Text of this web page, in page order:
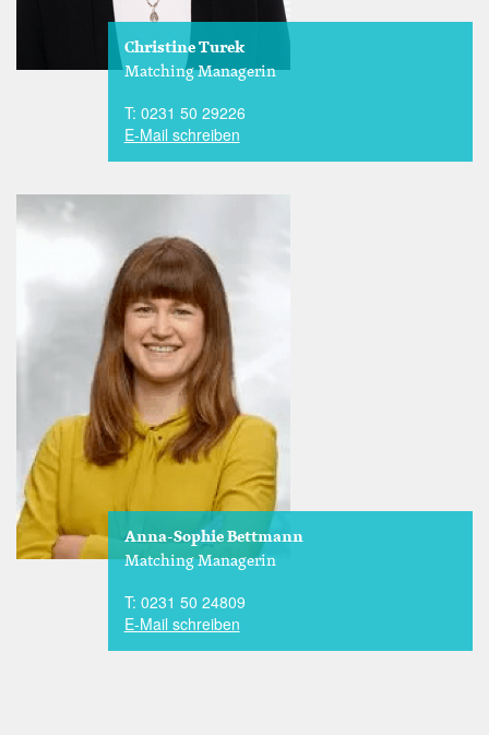
Christine Turek
Matching Managerin
T: 0231 50 29226
E-Mail schreiben
Anna-Sophie Bettmann
Matching Managerin
T: 0231 50 24809
E-Mail schreiben